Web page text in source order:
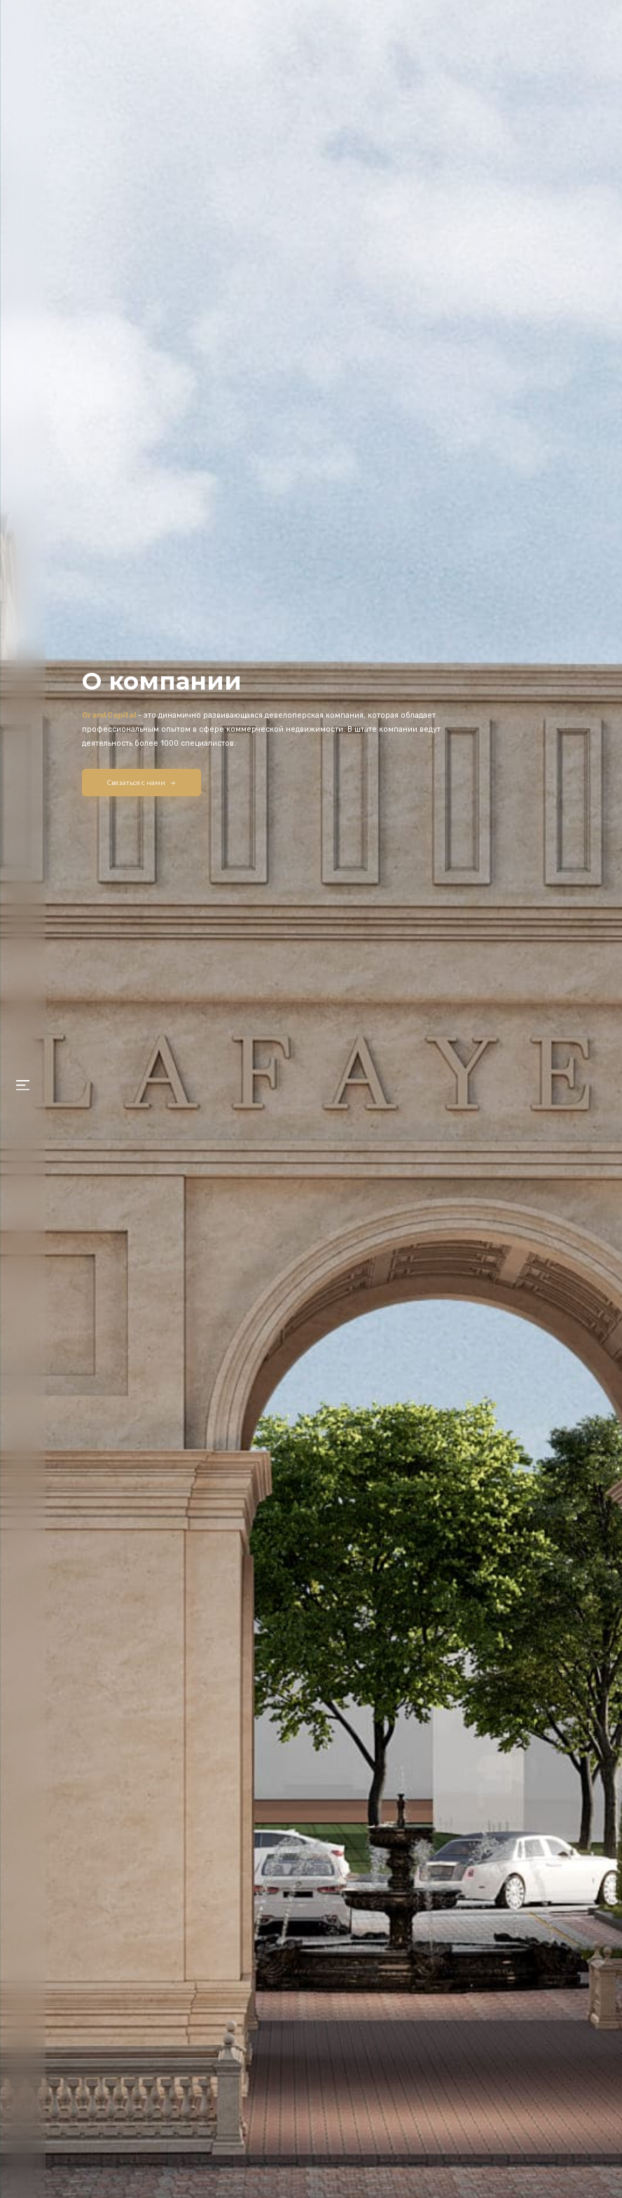
Главная
компании
Наши
проекты
GrandCity
Mustaqillik Avenue
Sergeli Avenue
Residence
Solaris Residential
Moderno
Новости
О компании
Grand Capital - это динамично развивающаяся девелоперская компания, которая обладает
профессиональным опытом в сфере коммерческой недвижимости. В штате компании ведут
деятельность более 1000 специалистов.
Связаться с нами